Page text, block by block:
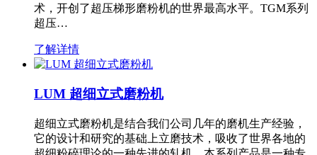
术，开创了超压梯形磨粉机的世界最高水平。TGM系列
超压…
了解详情
LUM 超细立式磨粉机
超细立式磨粉机是结合我们公司几年的磨机生产经验，
它的设计和研究的基础上立磨技术，吸收了世界各地的